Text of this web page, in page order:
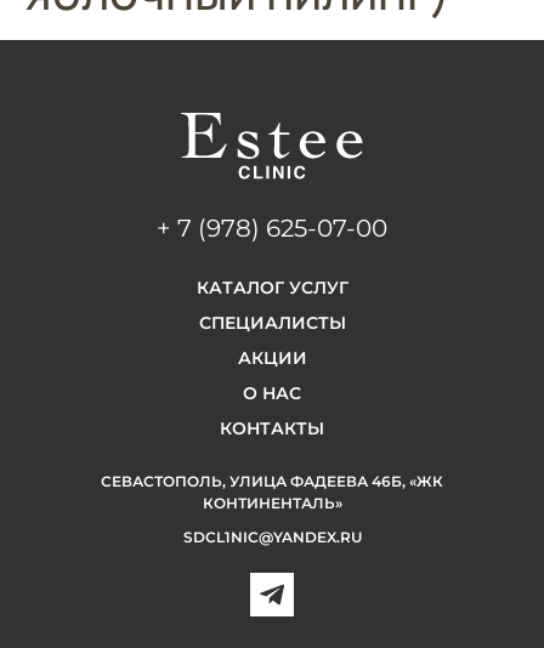
КАТАЛОГ УСЛУГ
СПЕЦИАЛИСТЫ
АКЦИИ
О НАС
КОНТАКТЫ
+ 7 (978) 625-07-00
СЕВАСТОПОЛЬ, УЛИЦА ФАДЕЕВА 46Б, «ЖК
КОНТИНЕНТАЛЬ»
SDCL1NIC@YANDEX.RU